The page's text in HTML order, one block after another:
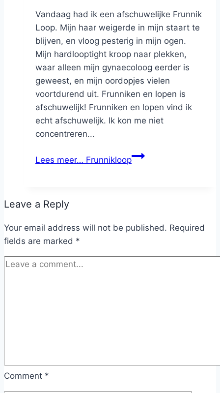
Vandaag had ik een afschuwelijke Frunnik
Loop. Mijn haar weigerde in mijn staart te
blijven, en vloog pesterig in mijn ogen.
Mijn hardlooptight kroop naar plekken,
waar alleen mijn gynaecoloog eerder is
geweest, en mijn oordopjes vielen
voortdurend uit. Frunniken en lopen is
afschuwelijk! Frunniken en lopen vind ik
echt afschuwelijk. Ik kon me niet
concentreren...
Lees meer… Frunnikloop
Leave a Reply
Your email address will not be published. Required
fields are marked *
Comment *